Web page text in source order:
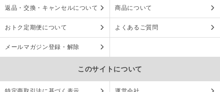
返品・交換・キャンセルについて 商品について
おトク定期便について よくあるご質問
メールマガジン登録・解除
このサイトについて